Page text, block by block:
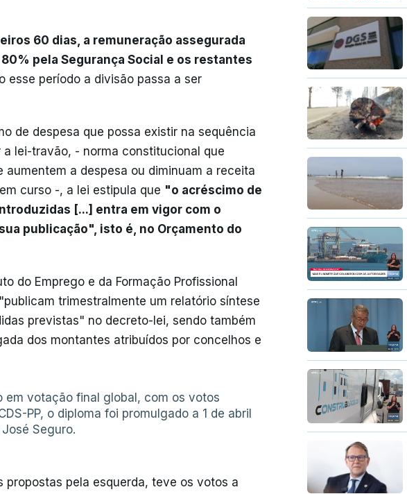
60 dias, a remuneração assegurada
pela Segurança Social e os restantes
esse período a divisão passa a ser
de despesa que possa existir na sequência
lei-travão, - norma constitucional que
a despesa ou diminuam a receita
curso -, a lei estipula que "o acréscimo de
[...] entra em vigor com o
publicação", isto é, no Orçamento do
do Emprego e da Formação Profissional
trimestralmente um relatório síntese
previstas" no decreto-lei, sendo também
dos montantes atribuídos por concelhos e
em votação final global, com os votos
PP, o diploma foi promulgado a 1 de abril
Seguro.
pela esquerda, teve os votos a